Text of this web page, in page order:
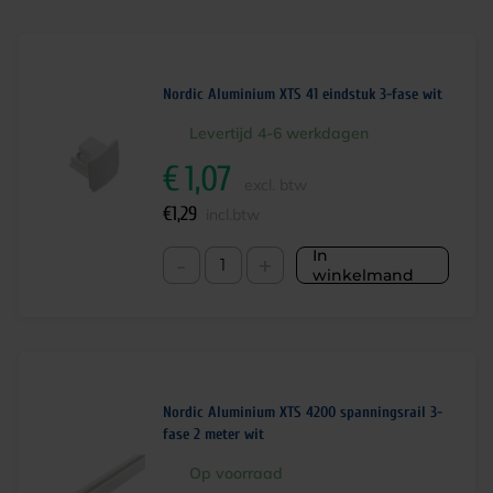
Nordic Aluminium XTS 41 eindstuk 3-fase wit
Levertijd 4-6 werkdagen
In
winkelmand
€1,07
€1,29
Nordic Aluminium XTS 4200 spanningsrail 3-
fase 2 meter wit
Op voorraad